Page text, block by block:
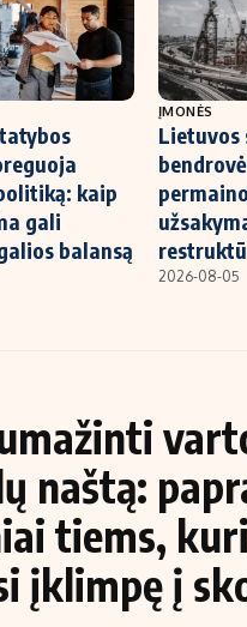
kaip
gali
balansą
ĮMONĖS
Lietuvos
2026-08-05
naštą:
tiems,
įklimpę į